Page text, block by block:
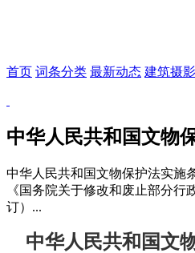
首页 词条分类 最新动态 建筑摄影
中华人民共和国文物
中华人民共和国文物保护法实施
《国务院关于修改和废止部分行
订）...
中华人民共和国文